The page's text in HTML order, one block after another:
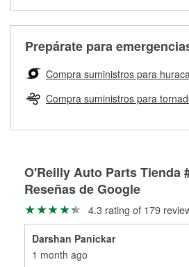
partes de reemplazo correctas para
Rectificación de tambores y discos de
Prepárate para
Compra suministros para
Compra suministros para
O'Reilly Auto Parts Tienda
Reseñas de Google
4.3 rating of 179
Darshan Panickar
1 month ago